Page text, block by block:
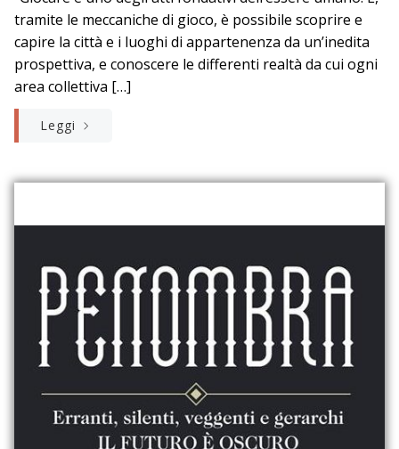
tramite le meccaniche di gioco, è possibile scoprire e
capire la città e i luoghi di appartenenza da un’inedita
prospettiva, e conoscere le differenti realtà da cui ogni
area collettiva […]
Leggi